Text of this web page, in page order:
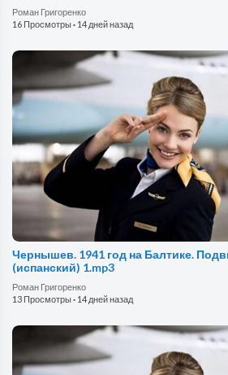
Роман Григоренко
16 Просмотры· 14 дней назад
Чернышев. 1941 год на Балтике.
(испанский) 1.mp3
Роман Григоренко
13 Просмотры· 14 дней назад